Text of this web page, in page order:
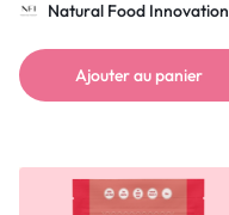
Natural Food Innovation
Ajouter au panier